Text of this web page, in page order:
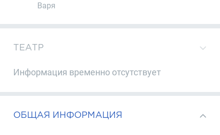
Варя
ТЕАТР
Информация временно отсутствует
ОБЩАЯ ИНФОРМАЦИЯ